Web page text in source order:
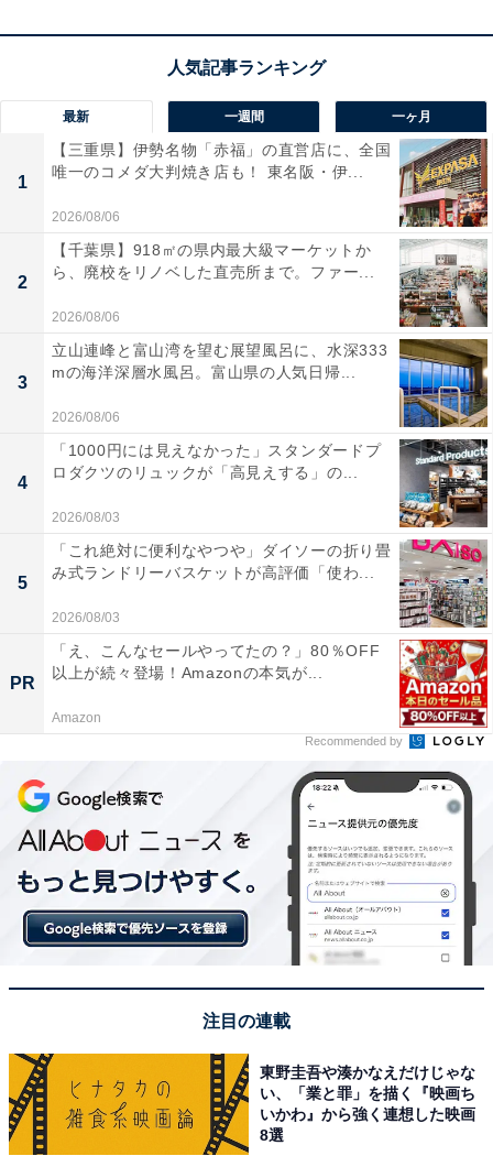
間を過ごしたい人におすすめの宿です。
楽天トラベルの「クーポン祭」とは？
楽天トラベルでは、定期的に「クーポン祭」を開催。人
気の宿やホテルを対象に、宿泊予約で使えるお得な割引
クーポンは、国内宿泊や海外ツアー、レンタカーなど、
さまざまな旅行商品で利用可能。複数のクーポンを組み
合わせて、さらに割引率をアップできる場合もありま
す。賢く旅の計画を立てて、お得に旅行を楽しみましょ
う。
楽天トラベルでクーポン祭を見る
※掲載されている情報は記事公開時のものです。あらか
じめご了承ください。
また、記事中の宿泊プランを予約すると、売上の一部が
最新 一週間 一ヶ月
1
【三重県】伊勢名物「赤福」の直営店に、全国
唯一のコメダ大判焼き店も！ 東名阪・伊...
2026/08/06
2
【千葉県】918㎡の県内最大級マーケットか
ら、廃校をリノベした直売所まで。ファー...
2026/08/06
3
立山連峰と富山湾を望む展望風呂に、水深333
mの海洋深層水風呂。富山県の人気日帰...
2026/08/06
4
「1000円には見えなかった」スタンダードプ
ロダクツのリュックが「高見えする」の...
2026/08/03
5
「これ絶対に便利なやつや」ダイソーの折り畳
み式ランドリーバスケットが高評価「使わ...
2026/08/03
PR
「え、こんなセールやってたの？」80％OFF
以上が続々登場！Amazonの本気が...
Amazon
Recommended by
注目の連載
東野圭吾や湊かなえだけじゃな
い、「業と罪」を描く『映画ち
いかわ』から強く連想した映画
8選